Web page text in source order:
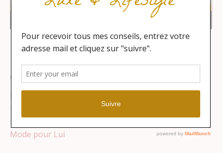
Catégories
Mode pour Elle
Mode pour Lui